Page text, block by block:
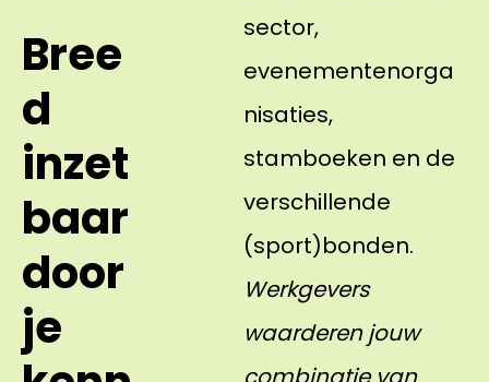
Bree
d
inzet
baar
door
je
sector,
evenementenorga
nisaties,
stamboeken en de
verschillende
(sport)bonden.
Werkgevers
waarderen jouw